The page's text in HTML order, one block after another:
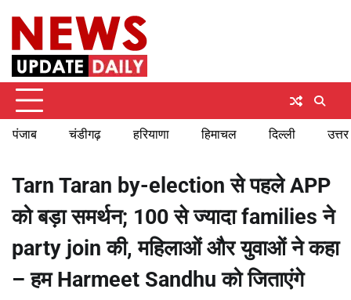
content
पंजाब चंडीगढ़ हरियाणा हिमाचल दिल्ली
Tarn Taran by-election से पहले APP
को बड़ा समर्थन; 100 से ज्यादा families ने
party join की, महिलाओं और युवाओं ने कहा
– हम Harmeet Sandhu को जिताएंगे